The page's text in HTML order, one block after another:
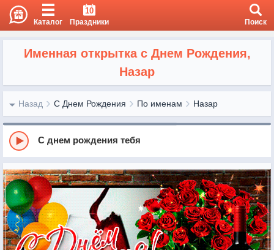
Каталог
10
Праздники Поиск
Именная открытка с Днем Рождения,
Назар
Назад С Днем Рождения По именам Назар
С днем рождения тебя